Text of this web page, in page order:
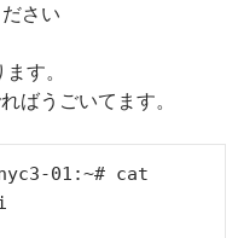
さい
す。
ばうごいてます。
01:~# cat